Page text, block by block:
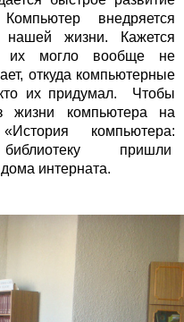
внедряется
жизни. Кажется
их могло вообще не
откуда компьютерные
их придумал. Чтобы
жизни компьютера на
компьютера:
библиотеку пришли
интерната.